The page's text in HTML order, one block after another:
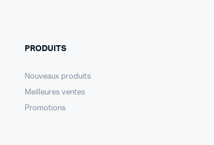
PRODUITS
Nouveaux produits
Meilleures ventes
Promotions